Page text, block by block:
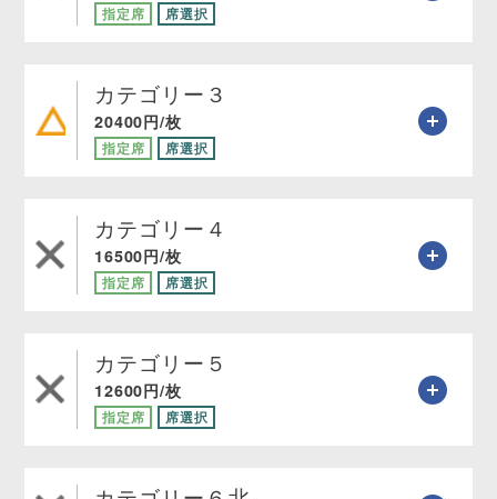
指定席 席選択
カテゴリー３
20400円/枚
指定席 席選択
カテゴリー４
16500円/枚
指定席 席選択
カテゴリー５
12600円/枚
指定席 席選択